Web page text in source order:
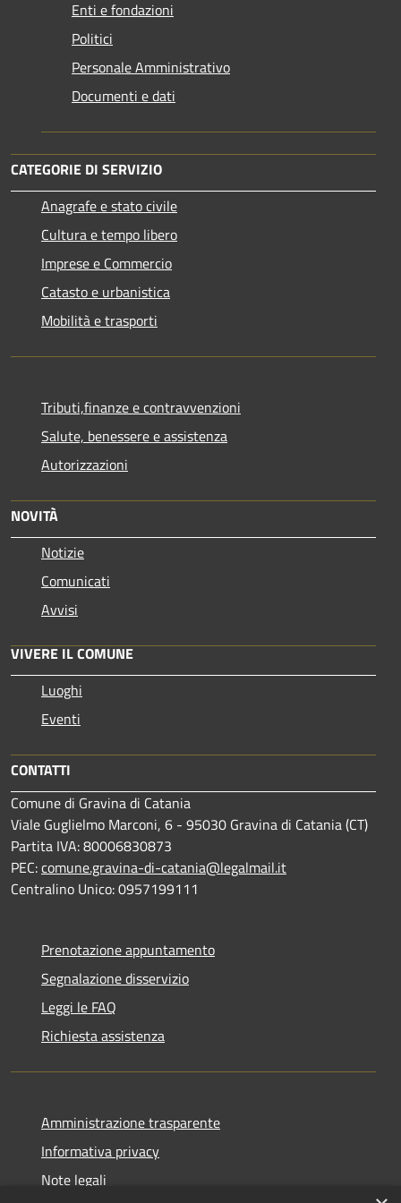
Enti e fondazioni
Politici
Personale Amministrativo
Documenti e dati
CATEGORIE DI SERVIZIO
Anagrafe e stato civile
Cultura e tempo libero
Imprese e Commercio
Catasto e urbanistica
Mobilità e trasporti
Tributi,finanze e contravvenzioni
Salute, benessere e assistenza
Autorizzazioni
NOVITÀ
Notizie
Comunicati
Avvisi
VIVERE IL COMUNE
Luoghi
Eventi
CONTATTI
Comune di Gravina di Catania
Viale Guglielmo Marconi, 6 - 95030 Gravina di Catania (CT)
Partita IVA: 80006830873
PEC:comune.gravina-di-catania@legalmail.it
Centralino Unico: 0957199111
Prenotazione appuntamento
Segnalazione disservizio
Leggi le FAQ
Richiesta assistenza
Amministrazione trasparente
Informativa privacy
Note legali